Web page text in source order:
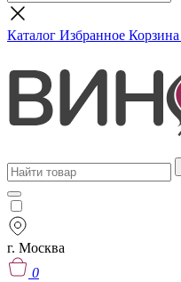
Каталог Избранное Корзина
г. Москва
0